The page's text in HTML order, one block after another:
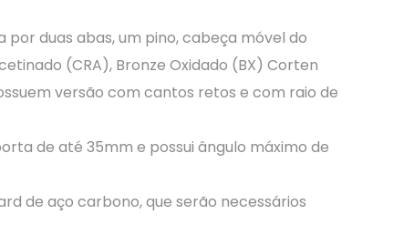
duas abas, um pino, cabeça móvel do
(CRA), Bronze Oxidado (BX) Corten
versão com cantos retos e com raio de
de até 35mm e possui ângulo máximo de
de aço carbono, que serão necessários